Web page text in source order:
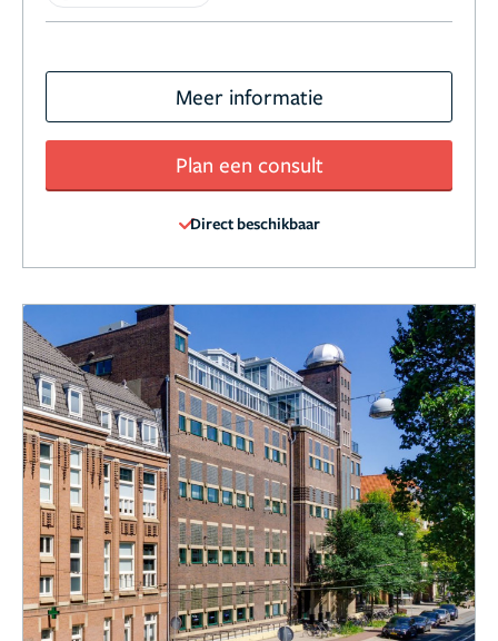
Meer informatie
Plan een consult
Direct beschikbaar